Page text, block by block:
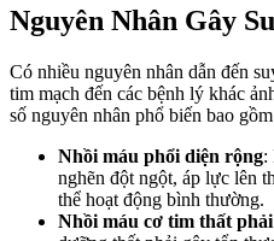
Nguyên Nhân Gây
Có nhiều nguyên nhân dẫn đến
tim mạch đến các bệnh lý khác
số nguyên nhân phổ biến bao
Nhồi máu phổi diện rộng:
nghẽn đột ngột, áp lực lên
thể hoạt động bình thường.
Nhồi máu cơ tim thất phải